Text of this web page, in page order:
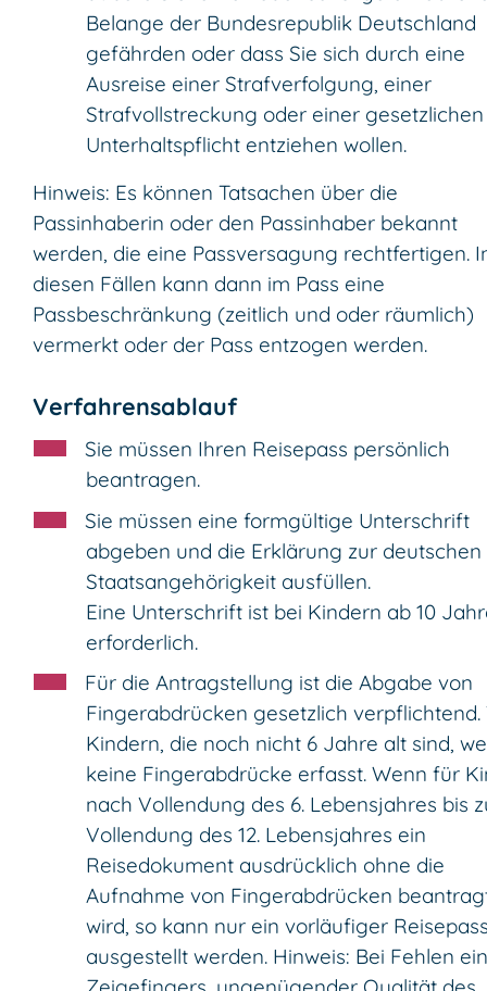
Belange der Bundesrepublik Deutschland
gefährden oder dass Sie sich durch eine
Ausreise einer Strafverfolgung, einer
Strafvollstreckung oder einer gesetzlichen
Unterhaltspflicht entziehen wollen.
Hinweis: Es können Tatsachen über die
Passinhaberin oder den Passinhaber bekannt
werden, die eine Passversagung rechtfertigen.
diesen Fällen kann dann im Pass eine
Passbeschränkung (zeitlich und oder räumlich)
vermerkt oder der Pass entzogen werden.
Verfahrensablauf
Sie müssen Ihren Reisepass persönlich
beantragen.
Sie müssen eine formgültige Unterschrift
abgeben und die Erklärung zur deutschen
Staatsangehörigkeit ausfüllen.
Eine Unterschrift ist bei Kindern ab 10
erforderlich.
Für die Antragstellung ist die Abgabe von
Fingerabdrücken gesetzlich verpflichtend.
Kindern, die noch nicht 6 Jahre alt sind,
keine Fingerabdrücke erfasst. Wenn für
nach Vollendung des 6. Lebensjahres bis
Vollendung des 12. Lebensjahres ein
Reisedokument ausdrücklich ohne die
Aufnahme von Fingerabdrücken
wird, so kann nur ein vorläufiger
ausgestellt werden. Hinweis: Bei Fehlen